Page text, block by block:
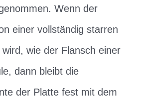
Wenn der
einer vollständig starren
wie der Flansch einer
dann bleibt die
der Platte fest mit dem